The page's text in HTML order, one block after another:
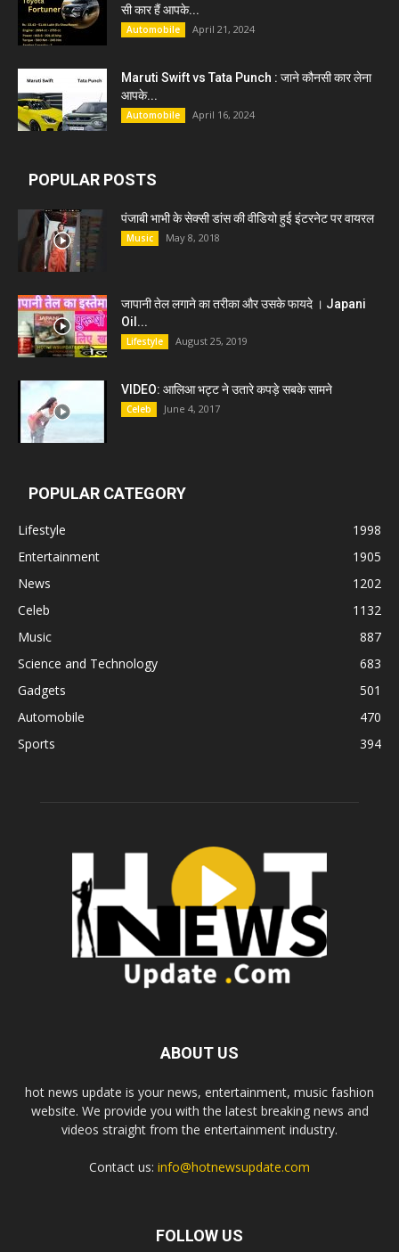
सी कार हैं आपके...
Automobile April 21, 2024
Maruti Swift vs Tata Punch : जाने कौनसी कार लेना
आपके...
Automobile April 16, 2024
POPULAR POSTS
पंजाबी भाभी के सेक्सी डांस की वीडियो हुई इंटरनेट पर वायरल
Music May 8, 2018
जापानी तेल लगाने का तरीका और उसके फायदे । Japani
Oil...
Lifestyle August 25, 2019
VIDEO: आलिआ भट्ट ने उतारे कपड़े सबके सामने
Celeb June 4, 2017
POPULAR CATEGORY
Lifestyle
1998
Entertainment
1905
News
1202
Celeb
1132
Music
887
Science and Technology
683
Gadgets
501
Automobile
470
Sports
394
ABOUT US
hot news update is your news, entertainment, music fashion
website. We provide you with the latest breaking news and
videos straight from the entertainment industry.
Contact us: info@hotnewsupdate.com
FOLLOW US